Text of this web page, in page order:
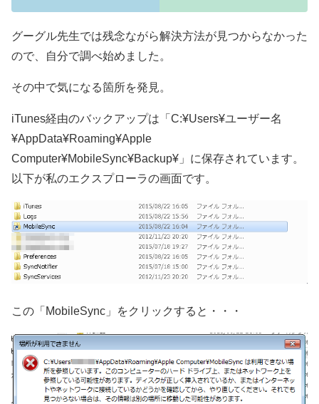
グーグル先生では残念ながら解決方法が見つからなかった
ので、自分で調べ始めました。
その中で気になる箇所を発見。
iTunes経由のバックアップは「C:¥Users¥ユーザー名
¥AppData¥Roaming¥Apple
Computer¥MobileSync¥Backup¥」に保存されています。
以下が私のエクスプローラの画面です。
この「MobileSync」をクリックすると・・・